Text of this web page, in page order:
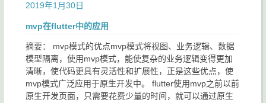
2019年1月30日
mvp在flutter中的应用
摘要： mvp模式的优点mvp模式将视图、业务逻辑、数据
模型隔离，使用mvp模式，能使复杂的业务逻辑变得更加
清晰，使代码更具有灵活性和扩展性，正是这些优点，使
mvp模式广泛应用于原生开发中。 flutter使用mvp之前以前
原生开发页面，只需要花费少量的时间，就可以通过原生